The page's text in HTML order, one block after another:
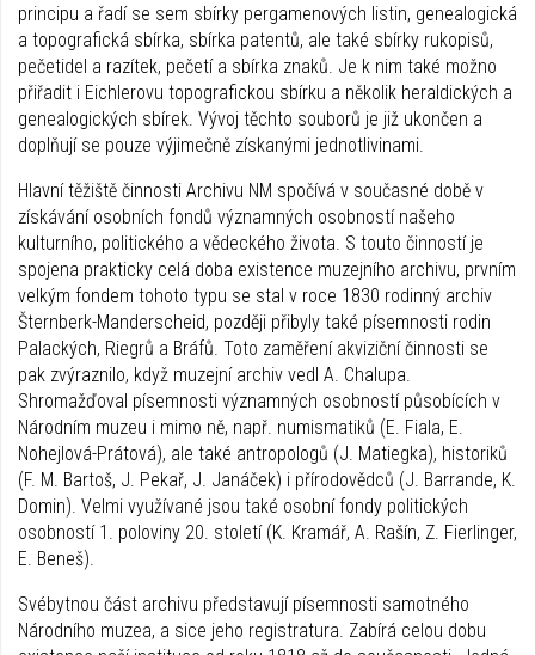
principu a řadí se sem sbírky pergamenových listin, genealogická
a topografická sbírka, sbírka patentů, ale také sbírky rukopisů,
pečetidel a razítek, pečetí a sbírka znaků. Je k nim také možno
přiřadit i Eichlerovu topografickou sbírku a několik heraldických a
genealogických sbírek. Vývoj těchto souborů je již ukončen a
doplňují se pouze výjimečně získanými jednotlivinami.
Hlavní těžiště činnosti Archivu NM spočívá v současné době v
získávání osobních fondů významných osobností našeho
kulturního, politického a vědeckého života. S touto činností je
spojena prakticky celá doba existence muzejního archivu, prvním
velkým fondem tohoto typu se stal v roce 1830 rodinný archiv
Šternberk-Manderscheid, později přibyly také písemnosti rodin
Palackých, Riegrů a Bráfů. Toto zaměření akviziční činnosti se
pak zvýraznilo, když muzejní archiv vedl A. Chalupa.
Shromažďoval písemnosti významných osobností působících v
Národním muzeu i mimo ně, např. numismatiků (E. Fiala, E.
Nohejlová-Prátová), ale také antropologů (J. Matiegka), historiků
(F. M. Bartoš, J. Pekař, J. Janáček) i přírodovědců (J. Barrande, K.
Domin). Velmi využívané jsou také osobní fondy politických
osobností 1. poloviny 20. století (K. Kramář, A. Rašín, Z. Fierlinger,
E. Beneš).
Svébytnou část archivu představují písemnosti samotného
Národního muzea, a sice jeho registratura. Zabírá celou dobu